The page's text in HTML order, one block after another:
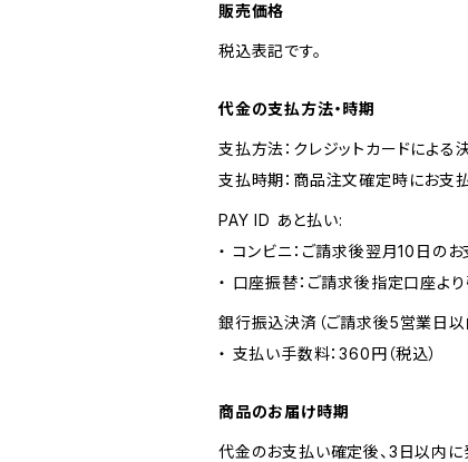
販売価格
税込表記です。
代金の支払方法・時期
支払方法：クレジットカードによる
支払時期：商品注文確定時にお支
PAY ID あと払い:
・ コンビニ：ご請求後翌月10日の
・ 口座振替：ご請求後指定口座よ
銀行振込決済（ご請求後5営業日以
・ 支払い手数料：360円（税込）
商品のお届け時期
代金のお支払い確定後、3日以内に